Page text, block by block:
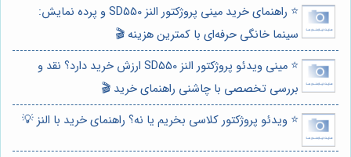
⭐️ راهنمای خرید مینی پروژکتور النز SD550 و پرده نمایش:
سینما خانگی حرفه‌ای با کمترین هزینه 🎬
⭐️ مینی ویدئو پروژکتور النز SD550 ارزش خرید دارد؟ نقد و
بررسی تخصصی با چاشنی راهنمای خرید 🎬
⭐️ ویدئو پروژکتور کلاسی بخریم یا نه؟ راهنمای خرید با النز 💡